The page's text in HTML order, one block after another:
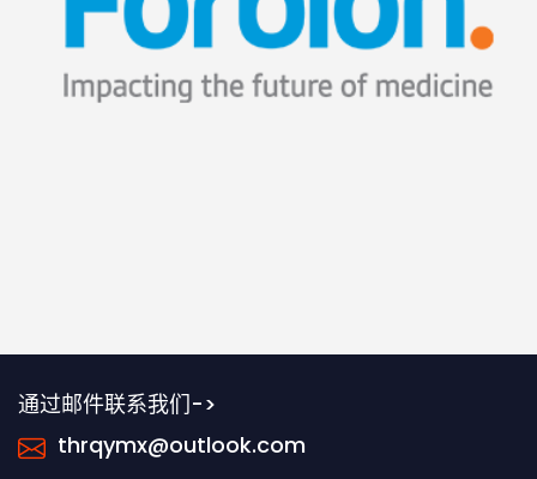
通过邮件联系我们->
thrqymx@outlook.com